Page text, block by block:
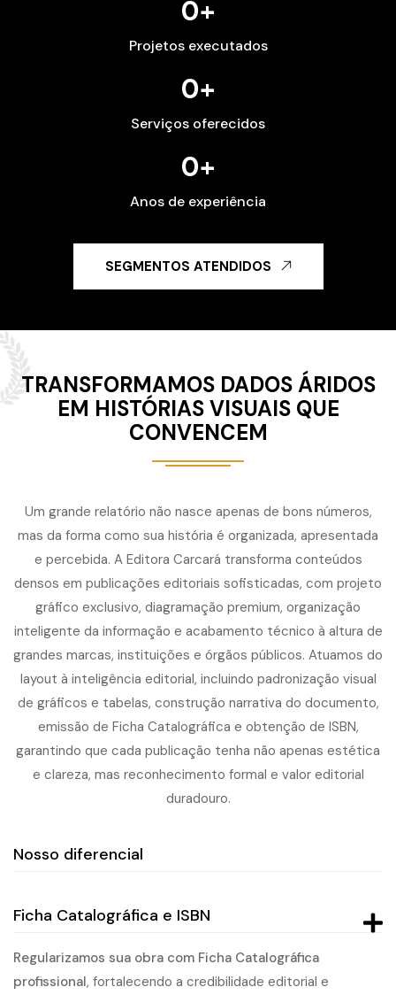
0+
Projetos executados
0+
Serviços oferecidos
0+
Anos de experiência
SEGMENTOS ATENDIDOS
TRANSFORMAMOS DADOS ÁRIDOS
EM HISTÓRIAS VISUAIS QUE
CONVENCEM
Um grande relatório não nasce apenas de bons números,
mas da forma como sua história é organizada, apresentada
e percebida. A Editora Carcará transforma conteúdos
densos em publicações editoriais sofisticadas, com projeto
gráfico exclusivo, diagramação premium, organização
inteligente da informação e acabamento técnico à altura de
grandes marcas, instituições e órgãos públicos. Atuamos do
layout à inteligência editorial, incluindo padronização visual
de gráficos e tabelas, construção narrativa do documento,
emissão de Ficha Catalográfica e obtenção de ISBN,
garantindo que cada publicação tenha não apenas estética
e clareza, mas reconhecimento formal e valor editorial
duradouro.
Nosso diferencial
Ficha Catalográfica e ISBN
Regularizamos sua obra com Ficha Catalográfica
profissional, fortalecendo a credibilidade editorial e